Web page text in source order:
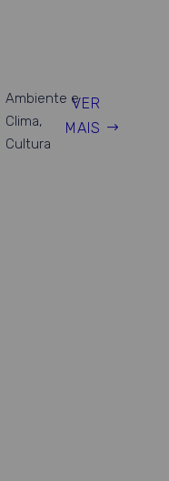
Ambiente e
Clima,
Cultura
VER
MAIS